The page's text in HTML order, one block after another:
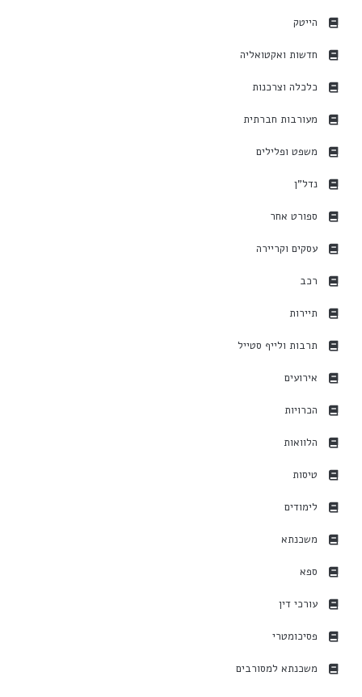
הייטק
חדשות ואקטואליה
כלכלה וצרכנות
מעורבות חברתית
משפט ופלילים
נדל"ן
ספורט אחר
עסקים וקריירה
רכב
תיירות
תרבות ולייף סטייל
אירועים
הכרויות
הלוואות
טיסות
לימודים
משכנתא
ספא
עורכי דין
פסיכומטרי
משכנתא למסורבים